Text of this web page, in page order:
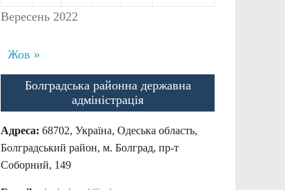
Вересень 2022
Жов »
Болградська районна державна
адміністрація
Адреса: 68702, Україна, Одеська область,
Болградський район, м. Болград, пр-т
Соборний, 149